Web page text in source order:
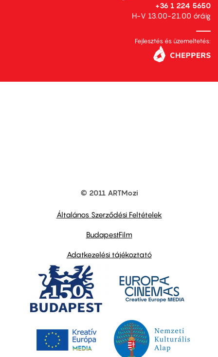
+36 1 224 5650
H-V 13.00-21.00 óráig
Fejlesztés és üzemeltetés:
© 2011 ARTMozi
Általános Szerződési Feltételek
BudapestFilm
Adatkezelési tájékoztató